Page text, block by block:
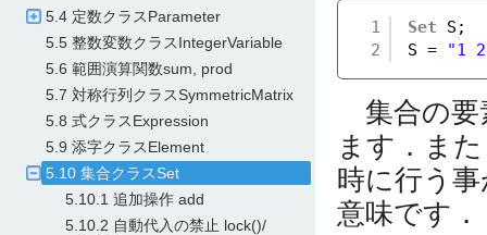
5.4 定数クラスParameter
5.5 整数変数クラスIntegerVariable
5.6 範囲演算関数sum, prod
5.7 対称行列クラスSymmetricMatrix
5.8 式クラスExpression
5.9 添字クラスElement
5.10 集合クラスSet
5.10.1 追加操作 add
5.10.2 自動代入の禁止 lock()/​
1
2
Set
S;
S =
"1
集合の要
ます．ま
時に行う
意味です．